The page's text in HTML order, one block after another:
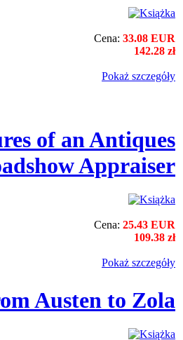
Cena: 33.08 EUR
142.28 zł
Pokaż szczegόły
of an Antiques
Appraiser
Cena: 25.43 EUR
109.38 zł
Pokaż szczegόły
Austen to Zola